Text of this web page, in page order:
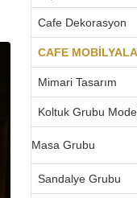
Cafe Dekorasyon
CAFE
Mimari Tasarım
Koltuk Grubu
Masa Grubu
Sandalye Grubu